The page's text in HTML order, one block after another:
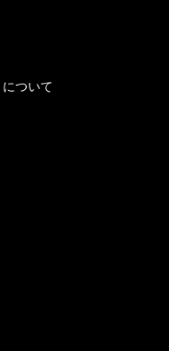
ついて